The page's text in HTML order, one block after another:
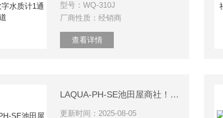
型号：WQ-310J
厂商性质：经销商
查看详情
LAQUA-PH-SE池田屋商社！！HORIBA堀场 台式pH计
更新时间：2025-08-05